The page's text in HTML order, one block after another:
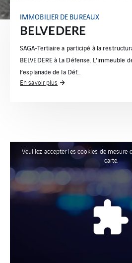
IMMOBILIER DE BUREAUX
BELVEDERE
SAGA-Tertiaire a participé à la
BELVEDERE à La Défense. L’immeuble
l’esplanade de la Déf…
En savoir plus
Veuillez accepter les cookies de mesure
carte.